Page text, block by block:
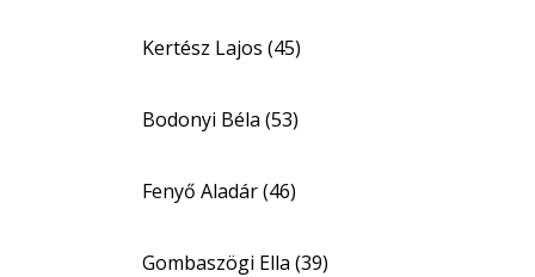
Kertész Lajos (45)
Bodonyi Béla (53)
Fenyő Aladár (46)
Gombaszögi Ella (39)